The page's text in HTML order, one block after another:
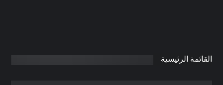
القائمة الرئيسية